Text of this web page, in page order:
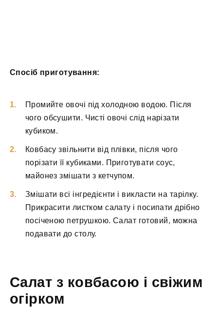
Спосіб приготування:
Промийте овочі під холодною водою. Після
чого обсушити. Чисті овочі слід нарізати
кубиком.
Ковбасу звільнити від плівки, після чого
порізати її кубиками. Приготувати соус,
майонез змішати з кетчупом.
Змішати всі інгредієнти і викласти на тарілку.
Прикрасити листком салату і посипати дрібно
посіченою петрушкою. Салат готовий, можна
подавати до столу.
Салат з ковбасою і свіжим
огірком